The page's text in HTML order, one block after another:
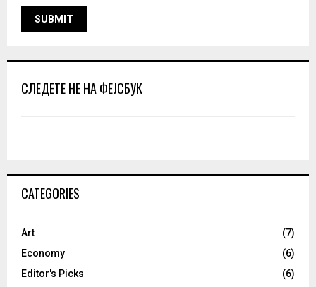
СЛЕДЕТЕ НЕ НА ФЕЈСБУК
CATEGORIES
Art
(7)
Economy
(6)
Editor's Picks
(6)